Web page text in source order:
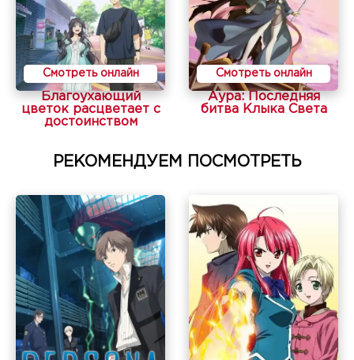
Смотреть онлайн
Благоухающий
цветок расцветает с
достоинством
Смотреть онлайн
Аура: Последняя
битва Клыка Света
РЕКОМЕНДУЕМ ПОСМОТРЕТЬ